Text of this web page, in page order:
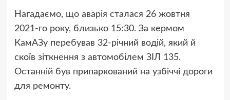
Нагадаємо, що аварія сталася 26 жовтня
2021-го року, близько 15:30. За кермом
КамАЗу перебував 32-річний водій, який й
скоїв зіткнення з автомобілем ЗІЛ 135.
Останній був припаркований на узбіччі дороги
для ремонту.